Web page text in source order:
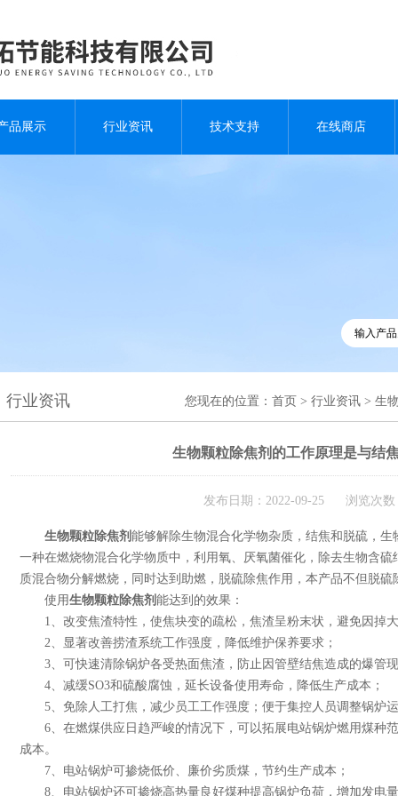
品展示 行业资讯 技术支持 在线商店
行业资讯 您现在的位置： 首页 > 行业资讯 > 生
生物颗粒除焦剂的工作原理是与结
发布日期：2022-09-25 浏览次数
生物颗粒除焦剂 能够解除生物混合化学物杂质，结焦和脱硫，
一种在燃烧物混合化学物质中，利用氧、厌氧菌催化，除去生物含
质混合物分解燃烧，同时达到助燃，脱硫除焦作用，本产品不但脱硫
使用生物颗粒除焦剂 能达到的效果：
1、改变焦渣特性，使焦块变的疏松，焦渣呈粉末状，避免因掉
2、显著改善捞渣系统工作强度，降低维护保养要求；
3、可快速清除锅炉各受热面焦渣，防止因管壁结焦造成的爆管
4、减缓SO3和硫酸腐蚀，延长设备使用寿命，降低生产成本；
5、免除人工打焦，减少员工工作强度；便于集控人员调整锅炉
6、在燃煤供应日趋严峻的情况下，可以拓展电站锅炉燃用煤种
成本。
7、电站锅炉可掺烧低价、廉价劣质煤，节约生产成本；
8、电站锅炉还可掺烧高热量良好煤种提高锅炉负荷，增加发电